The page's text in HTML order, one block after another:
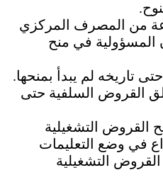
من المصرف المركزي
المسؤولية في منح
تاريخه لم يبدأ بمنحها.
القروض السلفية حتى
القروض التشغيلية
في وضع التعليمات
التشغيلية